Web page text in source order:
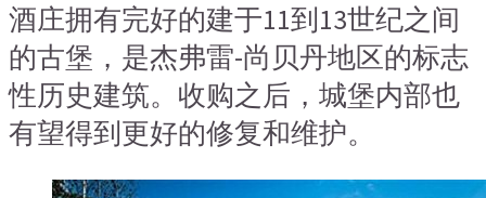
酒庄拥有完好的建于11到13世纪之间
的古堡，是杰弗雷-尚贝丹地区的标志
性历史建筑。收购之后，城堡内部也
有望得到更好的修复和维护。